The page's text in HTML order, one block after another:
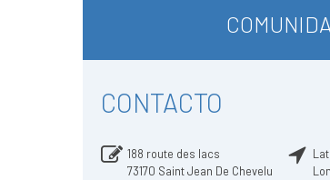
CONTACTO
188 route des lacs
73170 Saint Jean De Chevelu